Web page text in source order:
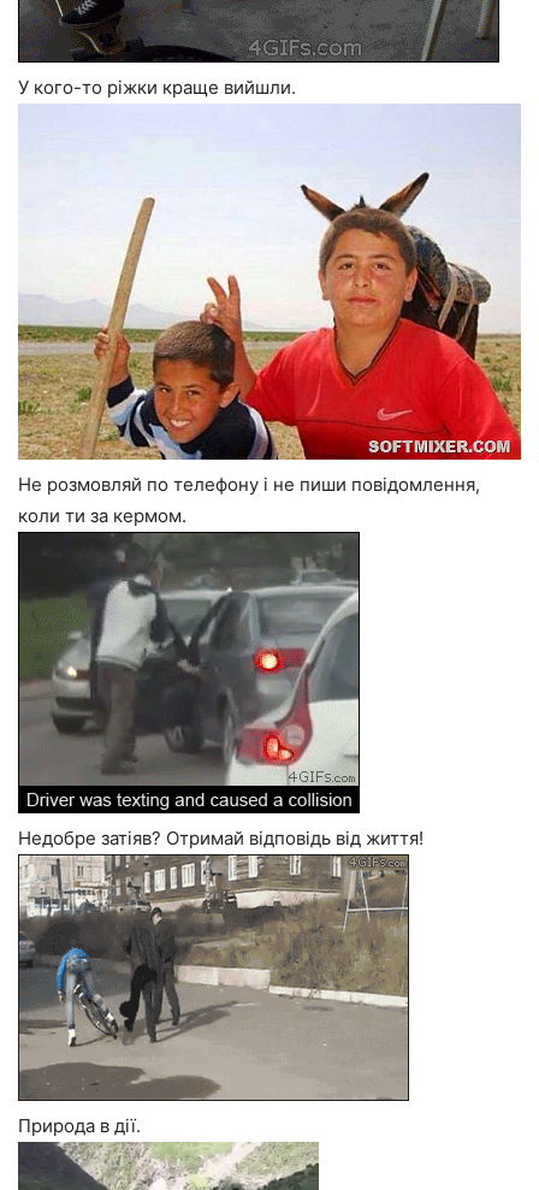
У кого-то ріжки краще вийшли.
Не розмовляй по телефону і не пиши повідомлення,
коли ти за кермом.
Недобре затіяв? Отримай відповідь від життя!
Природа в дії.